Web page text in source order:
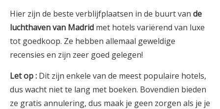
Hier zijn de beste verblijfplaatsen in de buurt van de
luchthaven van Madrid met hotels variërend van luxe
tot goedkoop. Ze hebben allemaal geweldige
recensies en zijn zeer goed gelegen!
Let op: Dit zijn enkele van de meest populaire hotels,
dus wacht niet te lang met boeken. Bovendien bieden
ze gratis annulering, dus maak je geen zorgen als je je